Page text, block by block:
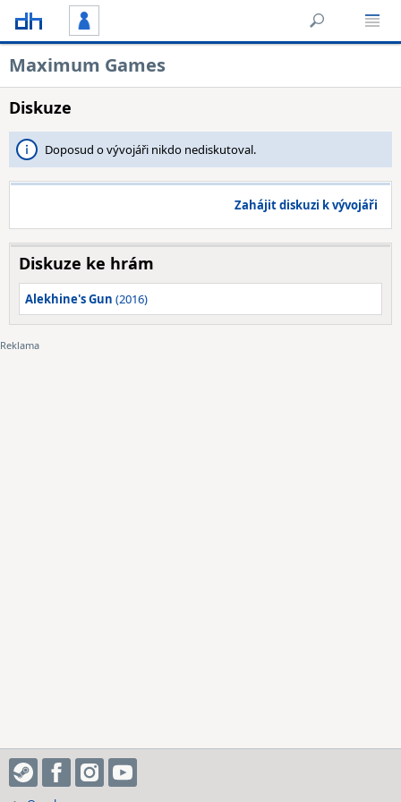
Maximum Games
Diskuze
Doposud o vývojáři nikdo nediskutoval.
Zahájit diskuzi k vývojáři
Diskuze ke hrám
Alekhine's Gun (2016)